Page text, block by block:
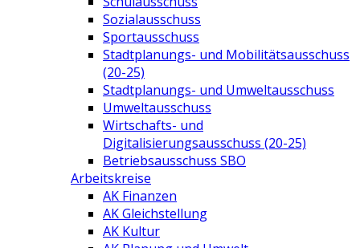
Sozialausschuss
Sportausschuss
Stadtplanungs- und Mobilitätsausschuss
(20-25)
Stadtplanungs- und Umweltausschuss
Umweltausschuss
Wirtschafts- und
Digitalisierungsausschuss (20-25)
Betriebsausschuss SBO
Arbeitskreise
AK Finanzen
AK Gleichstellung
AK Kultur